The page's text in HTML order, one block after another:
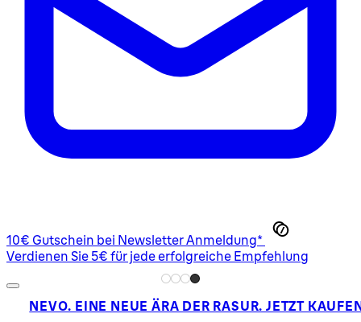
10€ Gutschein bei Newsletter Anmeldung*
Verdienen Sie 5€ für jede erfolgreiche Empfehlung
NEVO. EINE NEUE ÄRA DER RASUR. JETZT